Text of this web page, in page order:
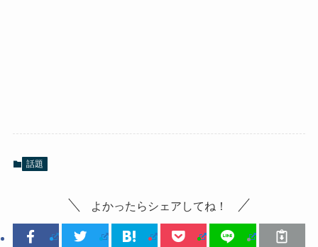
話題
よかったらシェアしてね！